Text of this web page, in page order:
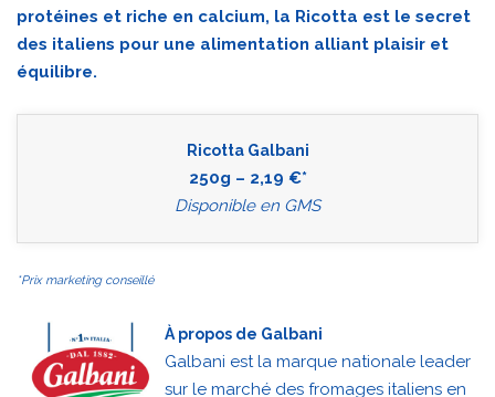
protéines et riche en calcium, la Ricotta est le secret
des italiens pour une alimentation alliant plaisir et
équilibre.
Ricotta Galbani
250g – 2,19 €*
Disponible en GMS
*Prix marketing conseillé
À propos de Galbani
Galbani est la marque nationale leader
sur le marché des fromages italiens en